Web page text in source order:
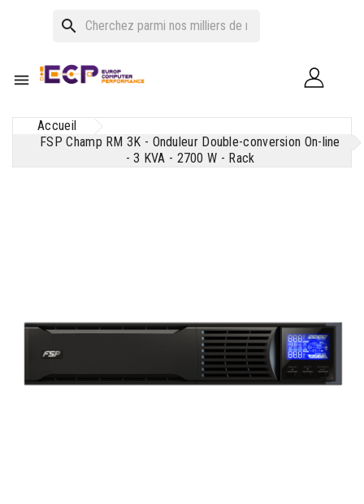
search

Accueil
FSP Champ RM 3K - Onduleur Double-conversion On-line
- 3 KVA - 2700 W - Rack